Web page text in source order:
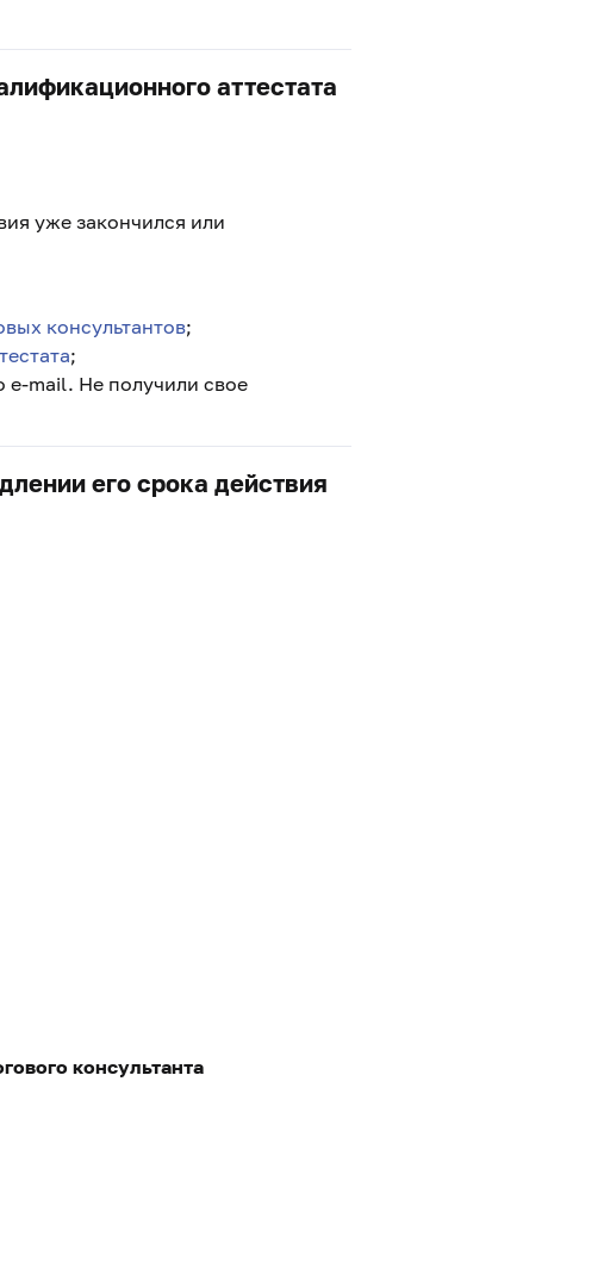
аттестата
уже закончился или
консультантов;
;
e-mail. Не получили свое
его срока действия
консультанта